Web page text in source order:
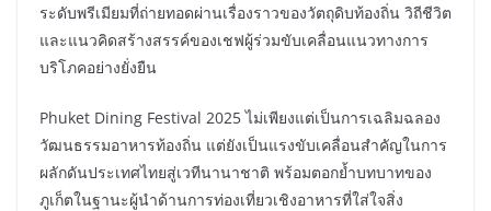
ระดับพรีเมียมที่ถ่ายทอดผ่านเรื่องราวของวัตถุดิบท้องถิ่น วิถีชีวิต
และแนวคิดสร้างสรรค์ของเชฟผู้ร่วมขับเคลื่อนแนวทางการ
บริโภคอย่างยั่งยืน
Phuket Dining Festival 2025 ไม่เพียงแต่เป็นการเฉลิมฉลอง
วัฒนธรรมอาหารท้องถิ่น แต่ยังเป็นแรงขับเคลื่อนสำคัญในการ
ผลักดันประเทศไทยสู่เวทีนานาชาติ พร้อมตอกย้ำบทบาทของ
ภูเก็ตในฐานะผู้นำด้านการท่องเที่ยวเชิงอาหารที่ใส่ใจสิ่ง